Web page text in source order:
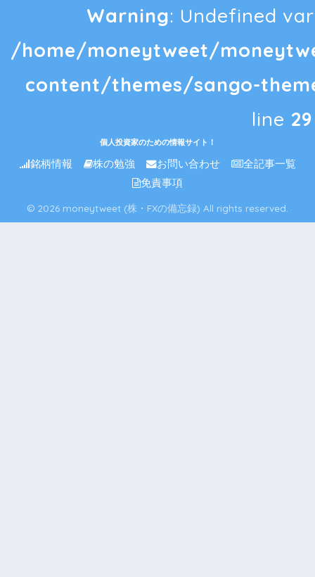
Warning: Undefined
/home/moneytweet/
content/themes/sango-
line 29
個人投資家のための情報サイト！
銘柄情報 株の勉強 お問い合わせ
全記事一覧
免責事項
© 2026 moneytweet (株・FXの備忘録) All rights reserved.